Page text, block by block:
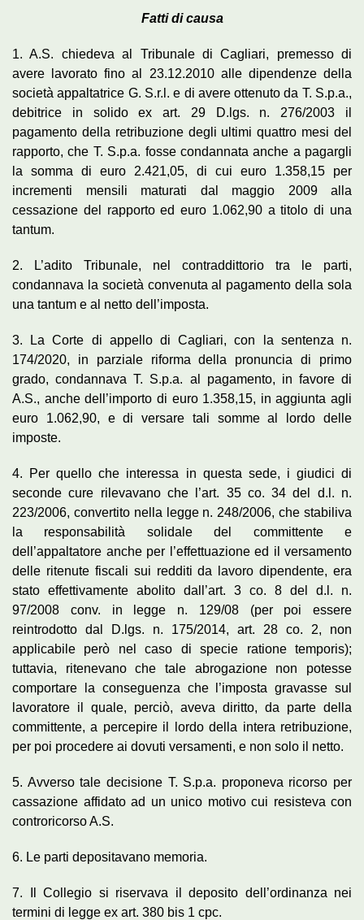
Fatti di causa
1. A.S. chiedeva al Tribunale di Cagliari, premesso di
avere lavorato fino al 23.12.2010 alle dipendenze della
società appaltatrice G. S.r.l. e di avere ottenuto da T. S.p.a.,
debitrice in solido ex art. 29 D.lgs. n. 276/2003 il
pagamento della retribuzione degli ultimi quattro mesi del
rapporto, che T. S.p.a. fosse condannata anche a pagargli
la somma di euro 2.421,05, di cui euro 1.358,15 per
incrementi mensili maturati dal maggio 2009 alla
cessazione del rapporto ed euro 1.062,90 a titolo di una
tantum.
2. L’adito Tribunale, nel contraddittorio tra le parti,
condannava la società convenuta al pagamento della sola
una tantum e al netto dell’imposta.
3. La Corte di appello di Cagliari, con la sentenza n.
174/2020, in parziale riforma della pronuncia di primo
grado, condannava T. S.p.a. al pagamento, in favore di
A.S., anche dell’importo di euro 1.358,15, in aggiunta agli
euro 1.062,90, e di versare tali somme al lordo delle
imposte.
4. Per quello che interessa in questa sede, i giudici di
seconde cure rilevavano che l’art. 35 co. 34 del d.l. n.
223/2006, convertito nella legge n. 248/2006, che stabiliva
la responsabilità solidale del committente e
dell’appaltatore anche per l’effettuazione ed il versamento
delle ritenute fiscali sui redditi da lavoro dipendente, era
stato effettivamente abolito dall’art. 3 co. 8 del d.l. n.
97/2008 conv. in legge n. 129/08 (per poi essere
reintrodotto dal D.lgs. n. 175/2014, art. 28 co. 2, non
applicabile però nel caso di specie ratione temporis);
tuttavia, ritenevano che tale abrogazione non potesse
comportare la conseguenza che l’imposta gravasse sul
lavoratore il quale, perciò, aveva diritto, da parte della
committente, a percepire il lordo della intera retribuzione,
per poi procedere ai dovuti versamenti, e non solo il netto.
5. Avverso tale decisione T. S.p.a. proponeva ricorso per
cassazione affidato ad un unico motivo cui resisteva con
controricorso A.S.
6. Le parti depositavano memoria.
7. Il Collegio si riservava il deposito dell’ordinanza nei
termini di legge ex art. 380 bis 1 cpc.